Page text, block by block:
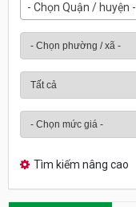
- Chọn Quận / huyện -
Tìm kiếm nâng cao